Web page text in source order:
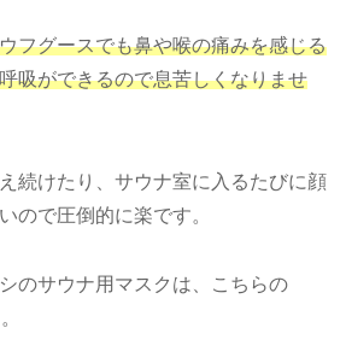
フグースでも鼻や喉の痛みを感じる
吸ができるので息苦しくなりませ
続けたり、サウナ室に入るたびに顔
ので圧倒的に楽です。
のサウナ用マスクは、こちらの
。